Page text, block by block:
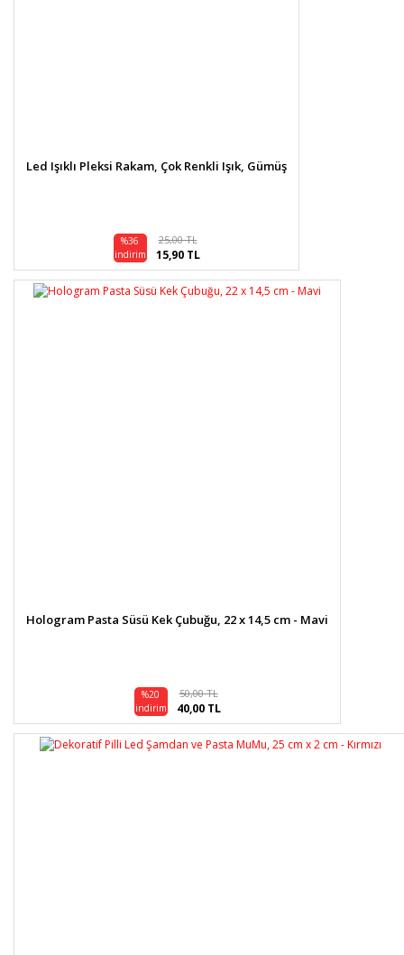
Led Işıklı Pleksi Rakam, Çok Renkli Işık, Gümüş
%36
indirim
25,00 TL
15,90 TL
Hologram Pasta Süsü Kek Çubuğu, 22 x 14,5 cm - Mavi
%20
indirim
50,00 TL
40,00 TL